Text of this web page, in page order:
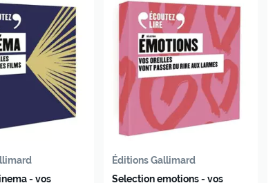
- vos
Éditions Gallimard
Selection emotions - vos